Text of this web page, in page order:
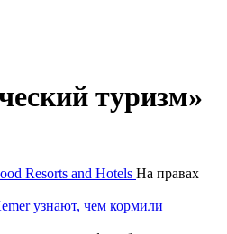
туризм»
Resorts and Hotels На правах
узнают, чем кормили